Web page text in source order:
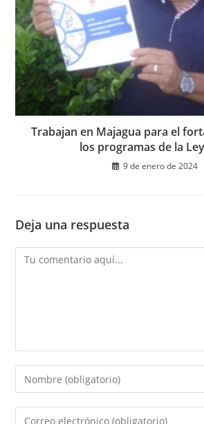
Trabajan en Majagua para el
los programas de la
9 de enero de 2024
Deja una respuesta
Comentario
Introduce
tu
nombre
Introduce